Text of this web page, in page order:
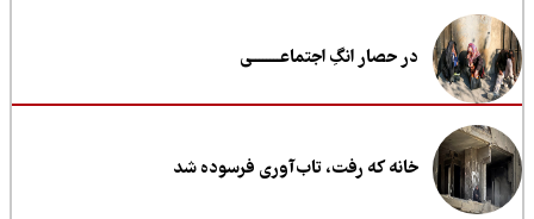
در حصار انگِ اجتماعــــــــی
خانه که رفت، تاب‌آوری فرسوده شد